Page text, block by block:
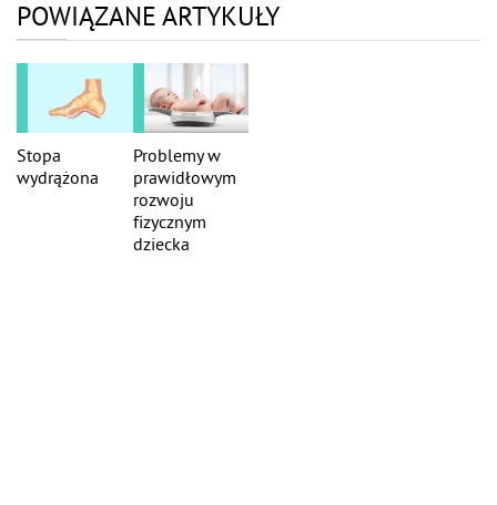
POWIĄZANE ARTYKUŁY
Stopa
wydrążona
Problemy w
prawidłowym
rozwoju
fizycznym
dziecka